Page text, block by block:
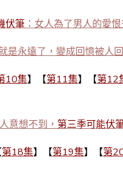
伏筆：女人為了男人的愛
是永遠了，變成回憶被人
10集】【第11集】【第12
意想不到， 第三季可能伏
第18集】【第19集】【第